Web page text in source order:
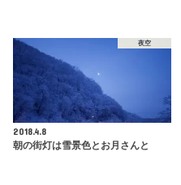
夜空
2018.4.8
朝の街灯は雪景色とお月さんと